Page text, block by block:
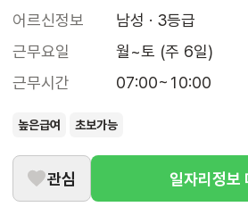
어르신정보
남성 · 3등급
근무요일
월~토 (주 6일)
근무시간
07:00~10:00
높은급여 초보가능
관심 일자리정보